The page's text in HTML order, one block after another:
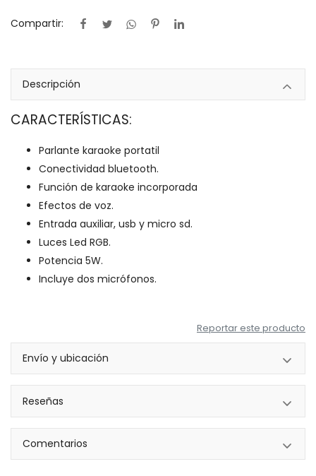
Compartir:
Descripción
CARACTERÍSTICAS:
Parlante karaoke portatil
Conectividad bluetooth.
Función de karaoke incorporada
Efectos de voz.
Entrada auxiliar, usb y micro sd.
Luces Led RGB.
Potencia 5W.
Incluye dos micrófonos.
Reportar este producto
Envío y ubicación
Reseñas
Comentarios